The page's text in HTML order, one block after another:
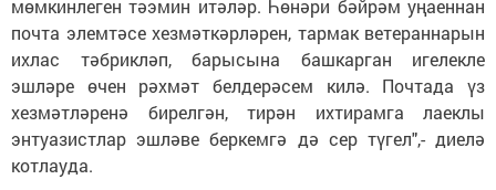
мөмкинлеген тәэмин итәләр. Һөнәри бәйрәм уңаеннан
почта элемтәсе хезмәткәрләрен, тармак ветераннарын
ихлас тәбрикләп, барысына башкарган игелекле
эшләре өчен рәхмәт белдерәсем килә. Почтада үз
хезмәтләренә бирелгән, тирән ихтирамга лаеклы
энтуазистлар эшләве беркемгә дә сер түгел",- диелә
котлауда.